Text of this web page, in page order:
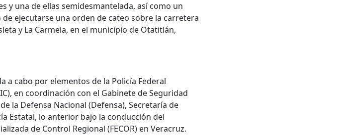
y una de ellas semidesmantelada, así como un
ejecutarse una orden de cateo sobre la carretera
y La Carmela, en el municipio de Otatitlán,
a cabo por elementos de la Policía Federal
en coordinación con el Gabinete de Seguridad
la Defensa Nacional (Defensa), Secretaría de
Estatal, lo anterior bajo la conducción del
de Control Regional (FECOR) en Veracruz.